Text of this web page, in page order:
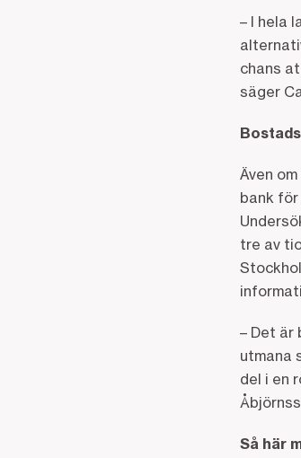
– I hela
chans
säger
Även
bank
tre av
– Det är
utmana
del i en
Så här